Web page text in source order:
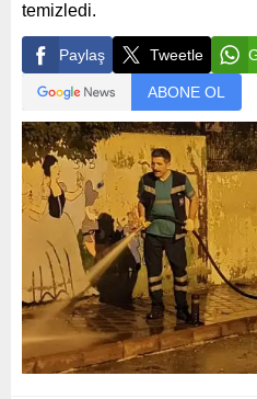
temizledi.
Paylaş Tweetle
ABONE OL